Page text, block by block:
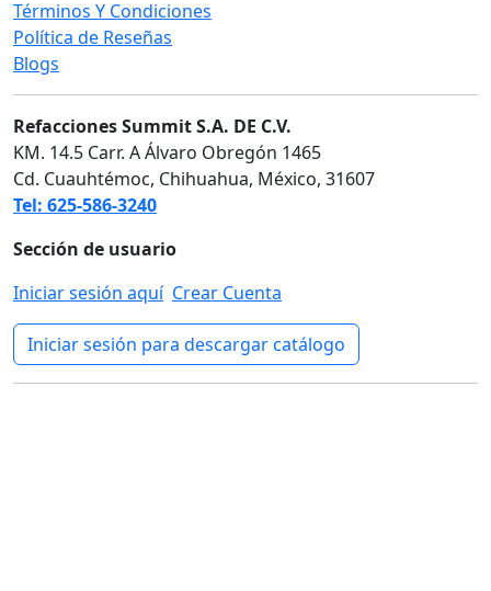
Términos Y Condiciones
Política de Reseñas
Blogs
Refacciones Summit S.A. DE C.V.
KM. 14.5 Carr. A Álvaro Obregón 1465
Cd. Cuauhtémoc, Chihuahua, México, 31607
Tel: 625-586-3240
Sección de usuario
Iniciar sesión aquí Crear Cuenta
Iniciar sesión para descargar catálogo